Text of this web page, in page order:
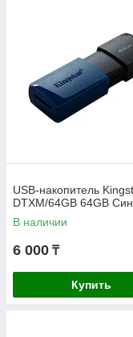
USB-накопитель
DTXM/64GB 64GB
В наличии
6 000 ₸
Купить